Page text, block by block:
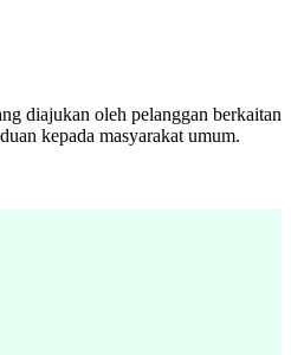
diajukan oleh pelanggan berkaitan
kepada masyarakat umum.